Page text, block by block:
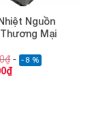
Nguồn
Mại
₫ - 8 %
₫